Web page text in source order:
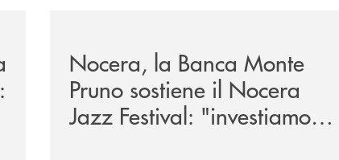
Nocera, la Banca Monte
Pruno sostiene il Nocera
Jazz Festival: "investiamo